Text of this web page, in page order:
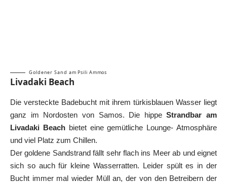
Goldener Sand am Psili Ammos
Livadaki Beach
Die versteckte Badebucht mit ihrem türkisblauen Wasser liegt
ganz im Nordosten von Samos. Die hippeStrandbar am
Livadaki Beachbietet eine gemütliche Lounge- Atmosphäre
und viel Platz zum Chillen.
Der goldene Sandstrand fällt sehr flach ins Meer ab und eignet
sich so auch für kleine Wasserratten. Leider spült es in der
Bucht immer mal wieder Müll an, der von den Betreibern der